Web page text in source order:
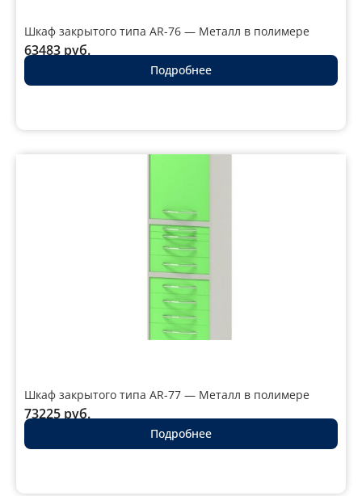
Шкаф закрытого типа AR-76 — Металл в полимере
63483 руб.
Подробнее
Шкаф закрытого типа AR-77 — Металл в полимере
73225 руб.
Подробнее